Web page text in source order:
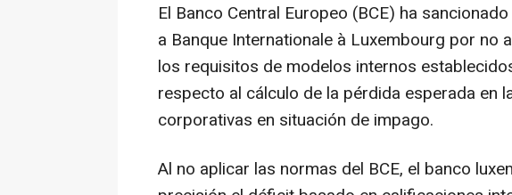
El Banco Central Europeo (BCE) ha
a Banque Internationale à Luxembourg por no
los requisitos de modelos internos
respecto al cálculo de la pérdida esperada en
corporativas en situación de impago.
Al no aplicar las normas del BCE, el banco